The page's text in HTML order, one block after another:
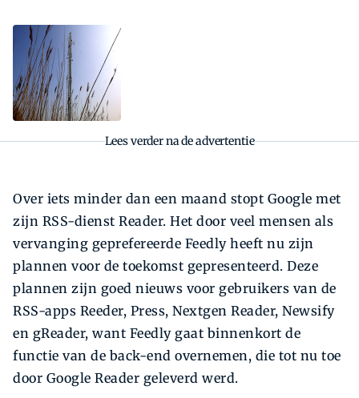
Zoeken
Lees verder na de advertentie
Over iets minder dan een maand stopt Google met
zijn RSS-dienst Reader. Het door veel mensen als
vervanging geprefereerde Feedly heeft nu zijn
plannen voor de toekomst gepresenteerd. Deze
plannen zijn goed nieuws voor gebruikers van de
RSS-apps Reeder, Press, Nextgen Reader, Newsify
en gReader, want Feedly gaat binnenkort de
functie van de back-end overnemen, die tot nu toe
door Google Reader geleverd werd.